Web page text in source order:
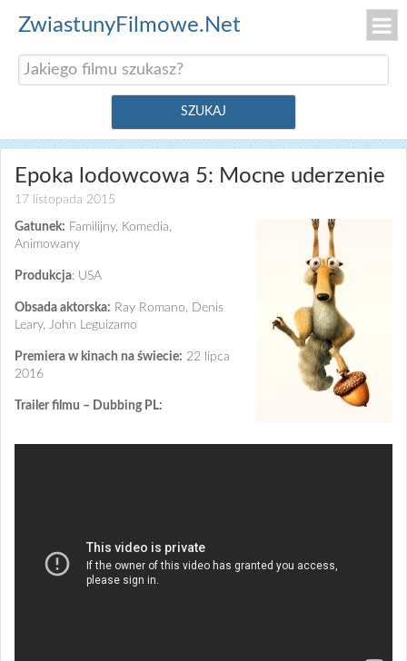
ZwiastunyFilmowe.Net
Epoka lodowcowa 5: Mocne uderzenie
17 listopada 2015
Gatunek: Familijny, Komedia,
Animowany
Produkcja: USA
Obsada aktorska: Ray Romano, Denis
Leary, John Leguizamo
Premiera w kinach na świecie: 22 lipca
2016
Trailer filmu – Dubbing PL: